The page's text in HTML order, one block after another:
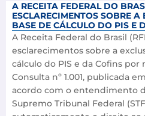
A RECEITA FEDERAL DO
ESCLARECIMENTOS SOBRE
BASE DE CÁLCULO DO PIS E
A Receita Federal do Brasil
esclarecimentos sobre a
cálculo do PIS e da Cofins por
Consulta nº 1.001, publicada
acordo com o entendimento
Supremo Tribunal Federal